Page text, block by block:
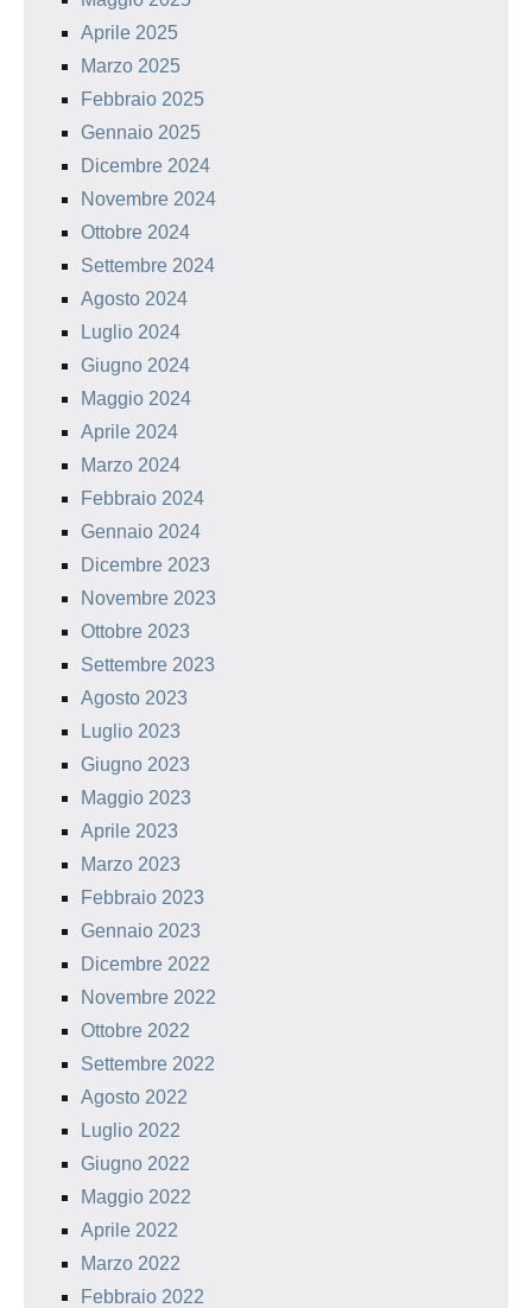
Aprile 2025
Marzo 2025
Febbraio 2025
Gennaio 2025
Dicembre 2024
Novembre 2024
Ottobre 2024
Settembre 2024
Agosto 2024
Luglio 2024
Giugno 2024
Maggio 2024
Aprile 2024
Marzo 2024
Febbraio 2024
Gennaio 2024
Dicembre 2023
Novembre 2023
Ottobre 2023
Settembre 2023
Agosto 2023
Luglio 2023
Giugno 2023
Maggio 2023
Aprile 2023
Marzo 2023
Febbraio 2023
Gennaio 2023
Dicembre 2022
Novembre 2022
Ottobre 2022
Settembre 2022
Agosto 2022
Luglio 2022
Giugno 2022
Maggio 2022
Aprile 2022
Marzo 2022
Febbraio 2022